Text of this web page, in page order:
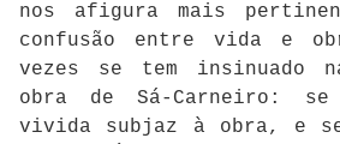
nos afigura mais
confusão entre vida e
vezes se tem insinuado
obra de Sá-Carneiro:
vivida subjaz à obra, e